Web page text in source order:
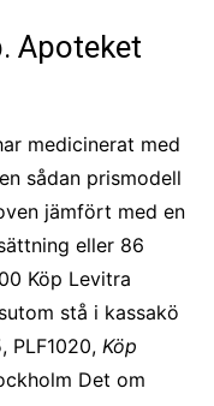
Apoteket
medicinerat med
sådan prismodell
jämfört med en
eller 86
Köp Levitra
stå i kassakö
PLF1020, Köp
Det om